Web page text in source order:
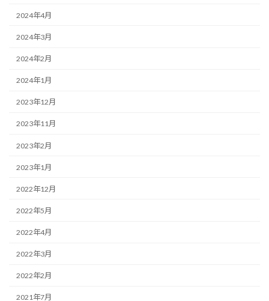
2024年4月
2024年3月
2024年2月
2024年1月
2023年12月
2023年11月
2023年2月
2023年1月
2022年12月
2022年5月
2022年4月
2022年3月
2022年2月
2021年7月